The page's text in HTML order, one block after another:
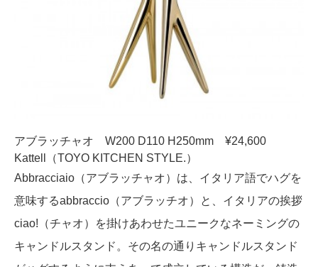
アブラッチャオ W200 D110 H250mm ¥24,600
Kattell（TOYO KITCHEN STYLE.）
Abbracciaio（アブラッチャオ）は、イタリア語でハグを
意味するabbraccio（アブラッチオ）と、イタリアの挨拶
ciao!（チャオ）を掛けあわせたユニークなネーミングの
キャンドルスタンド。その名の通りキャンドルスタンド